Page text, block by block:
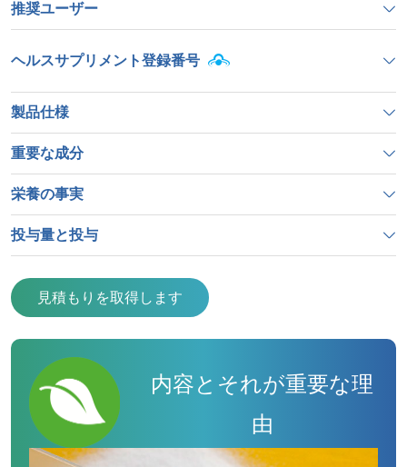
推奨ユーザー
ヘルスサプリメント登録番号
製品仕様
重要な成分
栄養の事実
投与量と投与
見積もりを取得します
内容とそれが重要な理
由